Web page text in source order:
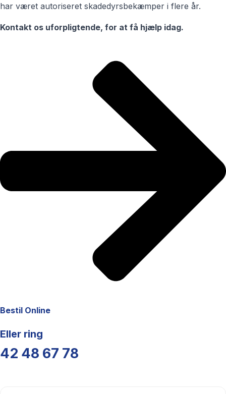
har været autoriseret skadedyrsbekæmper i flere år.
Kontakt os uforpligtende, for at få hjælp idag.
Bestil Online
Eller ring
42 48 67 78